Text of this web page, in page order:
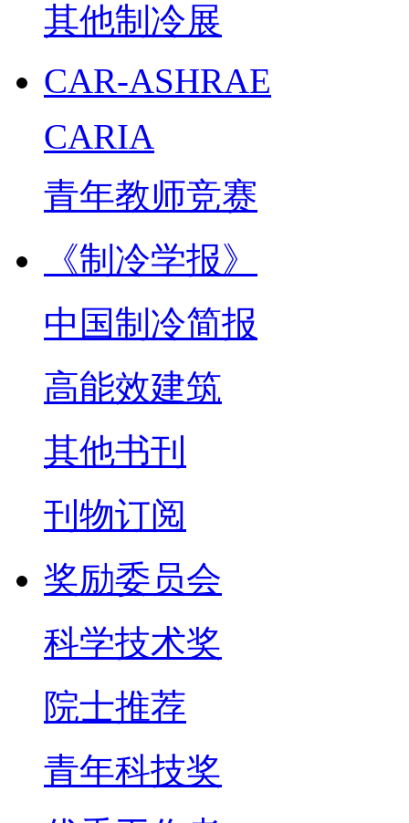
其他制冷展
CAR-ASHRAE
CARIA
青年教师竞赛
《制冷学报》
中国制冷简报
高能效建筑
其他书刊
刊物订阅
奖励委员会
科学技术奖
院士推荐
青年科技奖